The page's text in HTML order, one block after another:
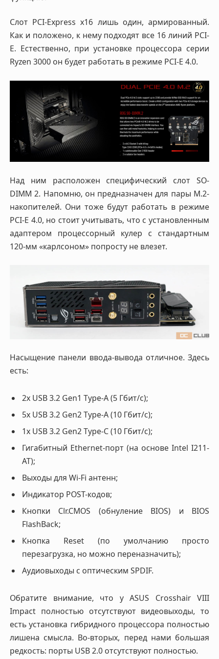
Слот PCI-Express x16 лишь один, армированный.
Как и положено, к нему подходят все 16 линий PCI-
E. Естественно, при установке процессора серии
Ryzen 3000 он будет работать в режиме PCI-E 4.0.
Над ним расположен специфический слот SO-
DIMM 2. Напомню, он предназначен для пары M.2-
накопителей. Они тоже будут работать в режиме
PCI-E 4.0, но стоит учитывать, что с установленным
адаптером процессорный кулер с стандартным
120-мм «карлсоном» попросту не влезет.
Насыщение панели ввода-вывода отличное. Здесь
есть:
2х USB 3.2 Gen1 Type-A (5 Гбит/с);
5x USB 3.2 Gen2 Type-A (10 Гбит/с);
1x USB 3.2 Gen2 Type-C (10 Гбит/с);
Гигабитный Ethernet-порт (на основе Intel I211-
AT);
Выходы для Wi-Fi антенн;
Индикатор POST-кодов;
Кнопки Clr.CMOS (обнуление BIOS) и BIOS
FlashBack;
Кнопка Reset (по умолчанию просто
перезагрузка, но можно переназначить);
Аудиовыходы с оптическим SPDIF.
Обратите внимание, что у ASUS Crosshair VIII
Impact полностью отсутствуют видеовыходы, то
есть установка гибридного процессора полностью
лишена смысла. Во-вторых, перед нами большая
редкость: порты USB 2.0 отсутствуют полностью.